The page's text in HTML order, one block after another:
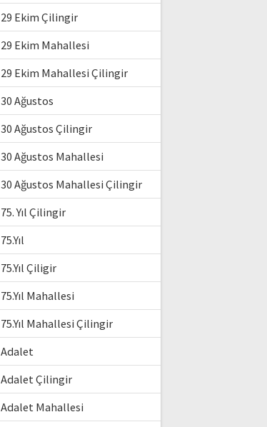
29 Ekim Çilingir
29 Ekim Mahallesi
29 Ekim Mahallesi Çilingir
30 Ağustos
30 Ağustos Çilingir
30 Ağustos Mahallesi
30 Ağustos Mahallesi Çilingir
75. Yıl Çilingir
75.Yıl
75.Yıl Çiligir
75.Yıl Mahallesi
75.Yıl Mahallesi Çilingir
Adalet
Adalet Çilingir
Adalet Mahallesi